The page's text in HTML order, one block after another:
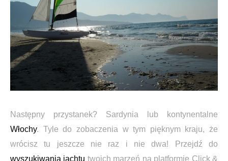
Następny przystanek? Sardynia lub kontynentalne
Włochy. Tyle do zobaczenia w tym pięknym kraju, że
wrócisz tu jeszcze nie raz i nie dwa! Przejdź do
wyszukiwania jachtu twoich marzeń na platformie Click &